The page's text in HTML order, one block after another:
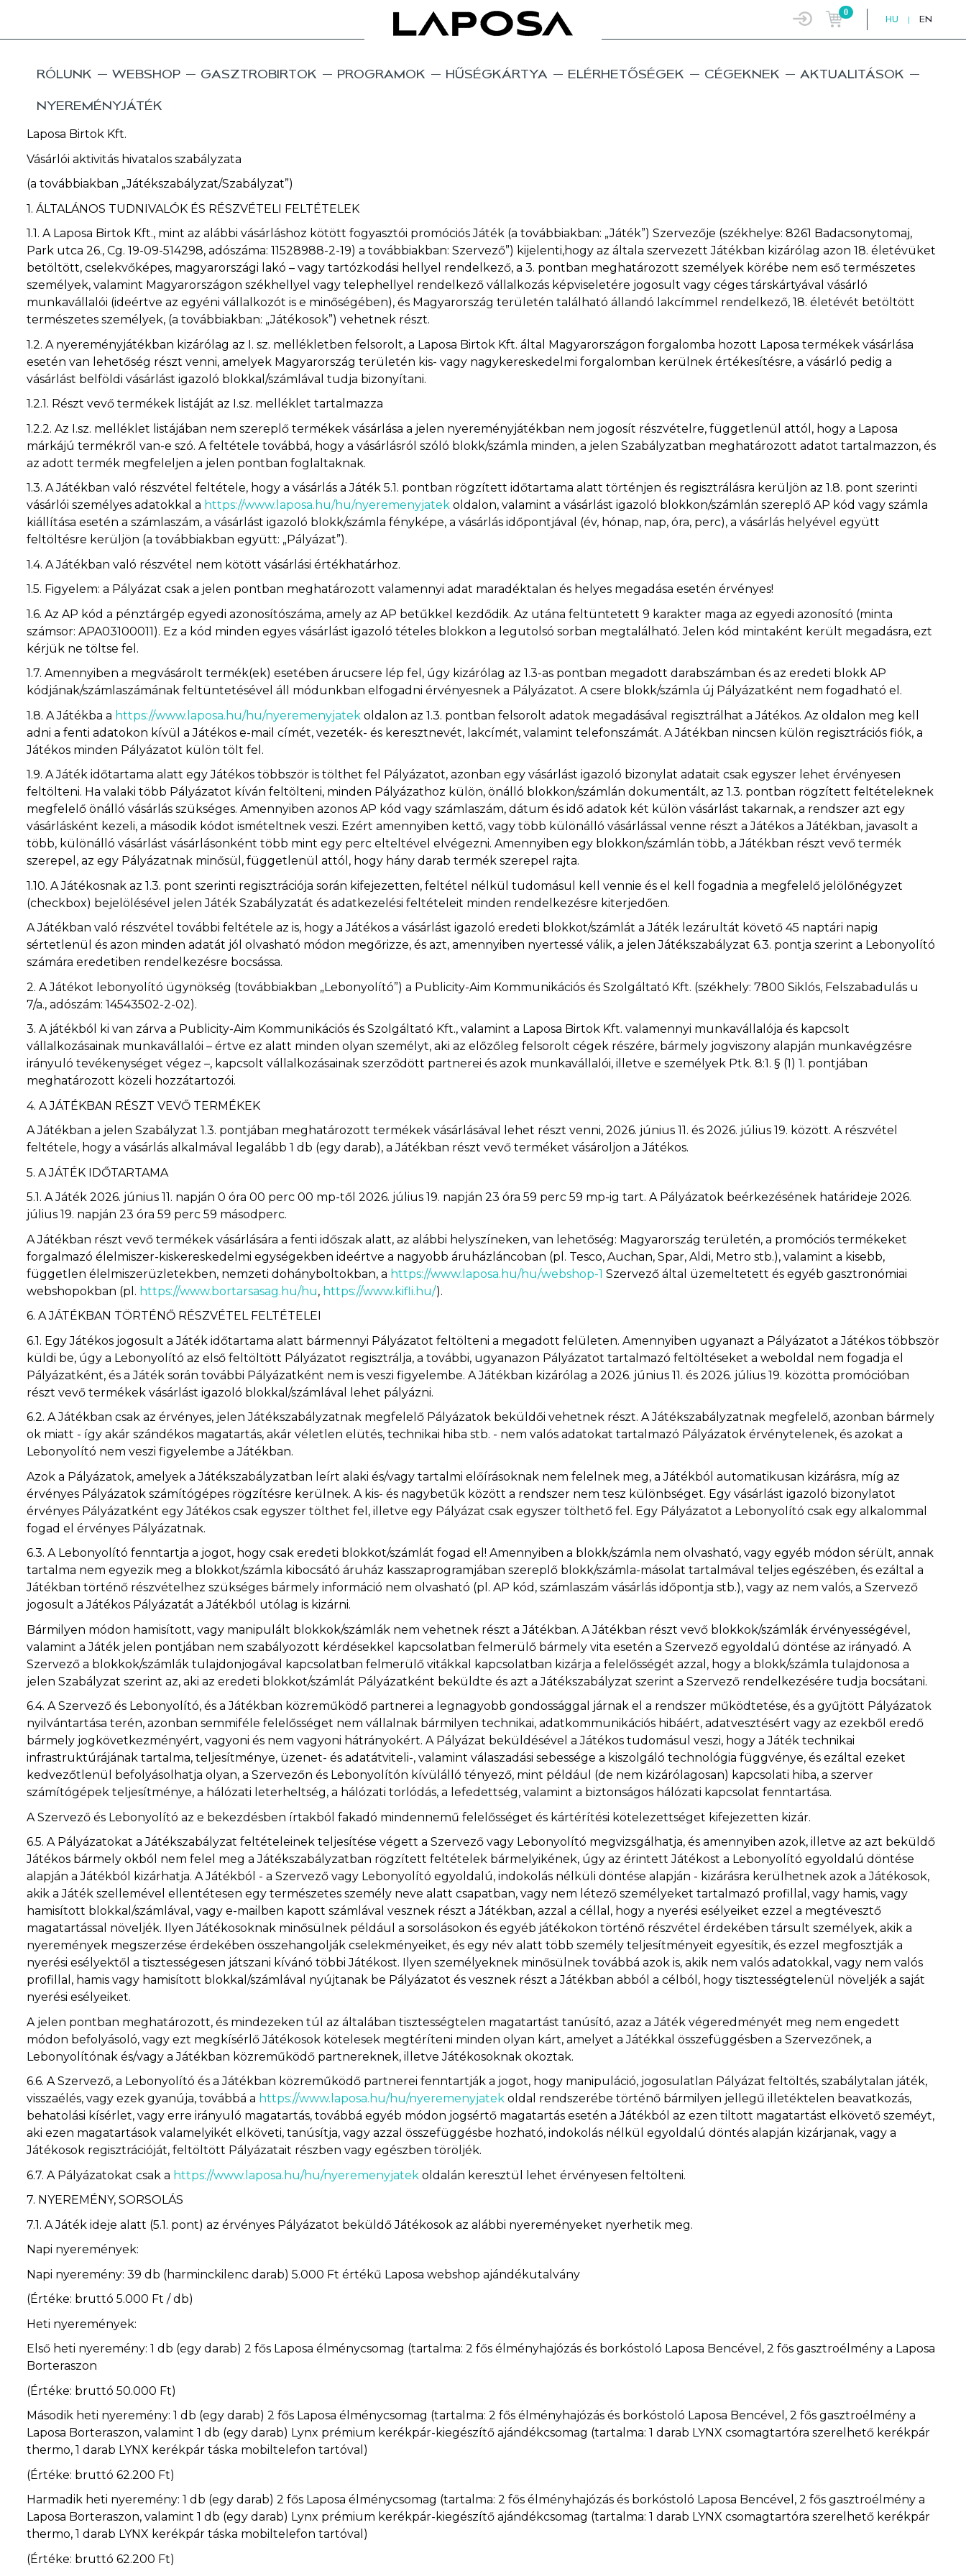
0
HU | EN
RÓLUNK WEBSHOP GASZTROBIRTOK PROGRAMOK HŰSÉGKÁRTYA ELÉRHETŐSÉGEK CÉGEKNEK AKTUALITÁSOK
NYEREMÉNYJÁTÉK
Laposa Birtok Kft.
Vásárlói aktivitás hivatalos szabályzata
(a továbbiakban „Játékszabályzat/Szabályzat”)
1. ÁLTALÁNOS TUDNIVALÓK ÉS RÉSZVÉTELI FELTÉTELEK
1.1. A Laposa Birtok Kft., mint az alábbi vásárláshoz kötött fogyasztói promóciós Játék (a továbbiakban: „Játék”) Szervezője (székhelye: 8261 Badacsonytomaj,
Park utca 26., Cg. 19-09-514298, adószáma: 11528988-2-19) a továbbiakban: Szervező”) kijelenti,hogy az általa szervezett Játékban kizárólag azon 18. életévüket
betöltött, cselekvőképes, magyarországi lakó – vagy tartózkodási hellyel rendelkező, a 3. pontban meghatározott személyek körébe nem eső természetes
személyek, valamint Magyarországon székhellyel vagy telephellyel rendelkező vállalkozás képviseletére jogosult vagy céges társkártyával vásárló
munkavállalói (ideértve az egyéni vállalkozót is e minőségében), és Magyarország területén található állandó lakcímmel rendelkező, 18. életévét betöltött
természetes személyek, (a továbbiakban: „Játékosok”) vehetnek részt.
1.2. A nyereményjátékban kizárólag az I. sz. mellékletben felsorolt, a Laposa Birtok Kft. által Magyarországon forgalomba hozott Laposa termékek vásárlása
esetén van lehetőség részt venni, amelyek Magyarország területén kis- vagy nagykereskedelmi forgalomban kerülnek értékesítésre, a vásárló pedig a
vásárlást belföldi vásárlást igazoló blokkal/számlával tudja bizonyítani.
1.2.1. Részt vevő termékek listáját az I.sz. melléklet tartalmazza
1.2.2. Az I.sz. melléklet listájában nem szereplő termékek vásárlása a jelen nyereményjátékban nem jogosít részvételre, függetlenül attól, hogy a Laposa
márkájú termékről van-e szó. A feltétele továbbá, hogy a vásárlásról szóló blokk/számla minden, a jelen Szabályzatban meghatározott adatot tartalmazzon, és
az adott termék megfeleljen a jelen pontban foglaltaknak.
1.3. A Játékban való részvétel feltétele, hogy a vásárlás a Játék 5.1. pontban rögzített időtartama alatt történjen és regisztrálásra kerüljön az 1.8. pont szerinti
vásárlói személyes adatokkal a https://www.laposa.hu/hu/nyeremenyjatek oldalon, valamint a vásárlást igazoló blokkon/számlán szereplő AP kód vagy számla
kiállítása esetén a számlaszám, a vásárlást igazoló blokk/számla fényképe, a vásárlás időpontjával (év, hónap, nap, óra, perc), a vásárlás helyével együtt
feltöltésre kerüljön (a továbbiakban együtt: „Pályázat”).
1.4. A Játékban való részvétel nem kötött vásárlási értékhatárhoz.
1.5. Figyelem: a Pályázat csak a jelen pontban meghatározott valamennyi adat maradéktalan és helyes megadása esetén érvényes!
1.6. Az AP kód a pénztárgép egyedi azonosítószáma, amely az AP betűkkel kezdődik. Az utána feltüntetett 9 karakter maga az egyedi azonosító (minta
számsor: APA03100011). Ez a kód minden egyes vásárlást igazoló tételes blokkon a legutolsó sorban megtalálható. Jelen kód mintaként került megadásra, ezt
kérjük ne töltse fel.
1.7. Amennyiben a megvásárolt termék(ek) esetében árucsere lép fel, úgy kizárólag az 1.3-as pontban megadott darabszámban és az eredeti blokk AP
kódjának/számlaszámának feltüntetésével áll módunkban elfogadni érvényesnek a Pályázatot. A csere blokk/számla új Pályázatként nem fogadható el.
1.8. A Játékba a https://www.laposa.hu/hu/nyeremenyjatek oldalon az 1.3. pontban felsorolt adatok megadásával regisztrálhat a Játékos. Az oldalon meg kell
adni a fenti adatokon kívül a Játékos e-mail címét, vezeték- és keresztnevét, lakcímét, valamint telefonszámát. A Játékban nincsen külön regisztrációs fiók, a
Játékos minden Pályázatot külön tölt fel.
1.9. A Játék időtartama alatt egy Játékos többször is tölthet fel Pályázatot, azonban egy vásárlást igazoló bizonylat adatait csak egyszer lehet érvényesen
feltölteni. Ha valaki több Pályázatot kíván feltölteni, minden Pályázathoz külön, önálló blokkon/számlán dokumentált, az 1.3. pontban rögzített feltételeknek
megfelelő önálló vásárlás szükséges. Amennyiben azonos AP kód vagy számlaszám, dátum és idő adatok két külön vásárlást takarnak, a rendszer azt egy
vásárlásként kezeli, a második kódot ismételtnek veszi. Ezért amennyiben kettő, vagy több különálló vásárlással venne részt a Játékos a Játékban, javasolt a
több, különálló vásárlást vásárlásonként több mint egy perc elteltével elvégezni. Amennyiben egy blokkon/számlán több, a Játékban részt vevő termék
szerepel, az egy Pályázatnak minősül, függetlenül attól, hogy hány darab termék szerepel rajta.
1.10. A Játékosnak az 1.3. pont szerinti regisztrációja során kifejezetten, feltétel nélkül tudomásul kell vennie és el kell fogadnia a megfelelő jelölőnégyzet
(checkbox) bejelölésével jelen Játék Szabályzatát és adatkezelési feltételeit minden rendelkezésre kiterjedően.
A Játékban való részvétel további feltétele az is, hogy a Játékos a vásárlást igazoló eredeti blokkot/számlát a Játék lezárultát követő 45 naptári napig
sértetlenül és azon minden adatát jól olvasható módon megőrizze, és azt, amennyiben nyertessé válik, a jelen Játékszabályzat 6.3. pontja szerint a Lebonyolító
számára eredetiben rendelkezésre bocsássa.
2. A Játékot lebonyolító ügynökség (továbbiakban „Lebonyolító”) a Publicity-Aim Kommunikációs és Szolgáltató Kft. (székhely: 7800 Siklós, Felszabadulás u
7/a., adószám: 14543502-2-02).
3. A játékból ki van zárva a Publicity-Aim Kommunikációs és Szolgáltató Kft., valamint a Laposa Birtok Kft. valamennyi munkavállalója és kapcsolt
vállalkozásainak munkavállalói – értve ez alatt minden olyan személyt, aki az előzőleg felsorolt cégek részére, bármely jogviszony alapján munkavégzésre
irányuló tevékenységet végez –, kapcsolt vállalkozásainak szerződött partnerei és azok munkavállalói, illetve e személyek Ptk. 8:1. § (1) 1. pontjában
meghatározott közeli hozzátartozói.
4. A JÁTÉKBAN RÉSZT VEVŐ TERMÉKEK
A Játékban a jelen Szabályzat 1.3. pontjában meghatározott termékek vásárlásával lehet részt venni, 2026. június 11. és 2026. július 19. között. A részvétel
feltétele, hogy a vásárlás alkalmával legalább 1 db (egy darab), a Játékban részt vevő terméket vásároljon a Játékos.
5. A JÁTÉK IDŐTARTAMA
5.1. A Játék 2026. június 11. napján 0 óra 00 perc 00 mp-től 2026. július 19. napján 23 óra 59 perc 59 mp-ig tart. A Pályázatok beérkezésének határideje 2026.
július 19. napján 23 óra 59 perc 59 másodperc.
A Játékban részt vevő termékek vásárlására a fenti időszak alatt, az alábbi helyszíneken, van lehetőség: Magyarország területén, a promóciós termékeket
forgalmazó élelmiszer-kiskereskedelmi egységekben ideértve a nagyobb áruházláncoban (pl. Tesco, Auchan, Spar, Aldi, Metro stb.), valamint a kisebb,
független élelmiszerüzletekben, nemzeti dohányboltokban, a https://www.laposa.hu/hu/webshop-1 Szervező által üzemeltetett és egyéb gasztronómiai
webshopokban (pl. https://www.bortarsasag.hu/hu, https://www.kifli.hu/).
6. A JÁTÉKBAN TÖRTÉNŐ RÉSZVÉTEL FELTÉTELEI
6.1. Egy Játékos jogosult a Játék időtartama alatt bármennyi Pályázatot feltölteni a megadott felületen. Amennyiben ugyanazt a Pályázatot a Játékos többször
küldi be, úgy a Lebonyolító az első feltöltött Pályázatot regisztrálja, a további, ugyanazon Pályázatot tartalmazó feltöltéseket a weboldal nem fogadja el
Pályázatként, és a Játék során további Pályázatként nem is veszi figyelembe. A Játékban kizárólag a 2026. június 11. és 2026. július 19. közötta promócióban
részt vevő termékek vásárlást igazoló blokkal/számlával lehet pályázni.
6.2. A Játékban csak az érvényes, jelen Játékszabályzatnak megfelelő Pályázatok beküldői vehetnek részt. A Játékszabályzatnak megfelelő, azonban bármely
ok miatt - így akár szándékos magatartás, akár véletlen elütés, technikai hiba stb. - nem valós adatokat tartalmazó Pályázatok érvénytelenek, és azokat a
Lebonyolító nem veszi figyelembe a Játékban.
Azok a Pályázatok, amelyek a Játékszabályzatban leírt alaki és/vagy tartalmi előírásoknak nem felelnek meg, a Játékból automatikusan kizárásra, míg az
érvényes Pályázatok számítógépes rögzítésre kerülnek. A kis- és nagybetűk között a rendszer nem tesz különbséget. Egy vásárlást igazoló bizonylatot
érvényes Pályázatként egy Játékos csak egyszer tölthet fel, illetve egy Pályázat csak egyszer tölthető fel. Egy Pályázatot a Lebonyolító csak egy alkalommal
fogad el érvényes Pályázatnak.
6.3. A Lebonyolító fenntartja a jogot, hogy csak eredeti blokkot/számlát fogad el! Amennyiben a blokk/számla nem olvasható, vagy egyéb módon sérült, annak
tartalma nem egyezik meg a blokkot/számla kibocsátó áruház kasszaprogramjában szereplő blokk/számla-másolat tartalmával teljes egészében, és ezáltal a
Játékban történő részvételhez szükséges bármely információ nem olvasható (pl. AP kód, számlaszám vásárlás időpontja stb.), vagy az nem valós, a Szervező
jogosult a Játékos Pályázatát a Játékból utólag is kizárni.
Bármilyen módon hamisított, vagy manipulált blokkok/számlák nem vehetnek részt a Játékban. A Játékban részt vevő blokkok/számlák érvényességével,
valamint a Játék jelen pontjában nem szabályozott kérdésekkel kapcsolatban felmerülő bármely vita esetén a Szervező egyoldalú döntése az irányadó. A
Szervező a blokkok/számlák tulajdonjogával kapcsolatban felmerülő vitákkal kapcsolatban kizárja a felelősségét azzal, hogy a blokk/számla tulajdonosa a
jelen Szabályzat szerint az, aki az eredeti blokkot/számlát Pályázatként beküldte és azt a Játékszabályzat szerint a Szervező rendelkezésére tudja bocsátani.
6.4. A Szervező és Lebonyolító, és a Játékban közreműködő partnerei a legnagyobb gondossággal járnak el a rendszer működtetése, és a gyűjtött Pályázatok
nyilvántartása terén, azonban semmiféle felelősséget nem vállalnak bármilyen technikai, adatkommunikációs hibáért, adatvesztésért vagy az ezekből eredő
bármely jogkövetkezményért, vagyoni és nem vagyoni hátrányokért. A Pályázat beküldésével a Játékos tudomásul veszi, hogy a Játék technikai
infrastruktúrájának tartalma, teljesítménye, üzenet- és adatátviteli-, valamint válaszadási sebessége a kiszolgáló technológia függvénye, és ezáltal ezeket
kedvezőtlenül befolyásolhatja olyan, a Szervezőn és Lebonyolítón kívülálló tényező, mint például (de nem kizárólagosan) kapcsolati hiba, a szerver
számítógépek teljesítménye, a hálózati leterheltség, a hálózati torlódás, a lefedettség, valamint a biztonságos hálózati kapcsolat fenntartása.
A Szervező és Lebonyolító az e bekezdésben írtakból fakadó mindennemű felelősséget és kártérítési kötelezettséget kifejezetten kizár.
6.5. A Pályázatokat a Játékszabályzat feltételeinek teljesítése végett a Szervező vagy Lebonyolító megvizsgálhatja, és amennyiben azok, illetve az azt beküldő
Játékos bármely okból nem felel meg a Játékszabályzatban rögzített feltételek bármelyikének, úgy az érintett Játékost a Lebonyolító egyoldalú döntése
alapján a Játékból kizárhatja. A Játékból - a Szervező vagy Lebonyolító egyoldalú, indokolás nélküli döntése alapján - kizárásra kerülhetnek azok a Játékosok,
akik a Játék szellemével ellentétesen egy természetes személy neve alatt csapatban, vagy nem létező személyeket tartalmazó profillal, vagy hamis, vagy
hamisított blokkal/számlával, vagy e-mailben kapott számlával vesznek részt a Játékban, azzal a céllal, hogy a nyerési esélyeiket ezzel a megtévesztő
magatartással növeljék. Ilyen Játékosoknak minősülnek például a sorsolásokon és egyéb játékokon történő részvétel érdekében társult személyek, akik a
nyeremények megszerzése érdekében összehangolják cselekményeiket, és egy név alatt több személy teljesítményeit egyesítik, és ezzel megfosztják a
nyerési esélyektől a tisztességesen játszani kívánó többi Játékost. Ilyen személyeknek minősülnek továbbá azok is, akik nem valós adatokkal, vagy nem valós
profillal, hamis vagy hamisított blokkal/számlával nyújtanak be Pályázatot és vesznek részt a Játékban abból a célból, hogy tisztességtelenül növeljék a saját
nyerési esélyeiket.
A jelen pontban meghatározott, és mindezeken túl az általában tisztességtelen magatartást tanúsító, azaz a Játék végeredményét meg nem engedett
módon befolyásoló, vagy ezt megkísérlő Játékosok kötelesek megtéríteni minden olyan kárt, amelyet a Játékkal összefüggésben a Szervezőnek, a
Lebonyolítónak és/vagy a Játékban közreműködő partnereknek, illetve Játékosoknak okoztak.
6.6. A Szervező, a Lebonyolító és a Játékban közreműködő partnerei fenntartják a jogot, hogy manipuláció, jogosulatlan Pályázat feltöltés, szabálytalan játék,
visszaélés, vagy ezek gyanúja, továbbá a https://www.laposa.hu/hu/nyeremenyjatek oldal rendszerébe történő bármilyen jellegű illetéktelen beavatkozás,
behatolási kísérlet, vagy erre irányuló magatartás, továbbá egyéb módon jogsértő magatartás esetén a Játékból az ezen tiltott magatartást elkövető szeméyt,
aki ezen magatartások valamelyikét elköveti, tanúsítja, vagy azzal összefüggésbe hozható, indokolás nélkül egyoldalú döntés alapján kizárjanak, vagy a
Játékosok regisztrációját, feltöltött Pályázatait részben vagy egészben töröljék.
6.7. A Pályázatokat csak a https://www.laposa.hu/hu/nyeremenyjatek oldalán keresztül lehet érvényesen feltölteni.
7. NYEREMÉNY, SORSOLÁS
7.1. A Játék ideje alatt (5.1. pont) az érvényes Pályázatot beküldő Játékosok az alábbi nyereményeket nyerhetik meg.
Napi nyeremények:
Napi nyeremény: 39 db (harminckilenc darab) 5.000 Ft értékű Laposa webshop ajándékutalvány
(Értéke: bruttó 5.000 Ft / db)
Heti nyeremények:
Első heti nyeremény: 1 db (egy darab) 2 fős Laposa élménycsomag (tartalma: 2 fős élményhajózás és borkóstoló Laposa Bencével, 2 fős gasztroélmény a Laposa
Borteraszon
(Értéke: bruttó 50.000 Ft)
Második heti nyeremény: 1 db (egy darab) 2 fős Laposa élménycsomag (tartalma: 2 fős élményhajózás és borkóstoló Laposa Bencével, 2 fős gasztroélmény a
Laposa Borteraszon, valamint 1 db (egy darab) Lynx prémium kerékpár-kiegészítő ajándékcsomag (tartalma: 1 darab LYNX csomagtartóra szerelhető kerékpár
thermo, 1 darab LYNX kerékpár táska mobiltelefon tartóval)
(Értéke: bruttó 62.200 Ft)
Harmadik heti nyeremény: 1 db (egy darab) 2 fős Laposa élménycsomag (tartalma: 2 fős élményhajózás és borkóstoló Laposa Bencével, 2 fős gasztroélmény a
Laposa Borteraszon, valamint 1 db (egy darab) Lynx prémium kerékpár-kiegészítő ajándékcsomag (tartalma: 1 darab LYNX csomagtartóra szerelhető kerékpár
thermo, 1 darab LYNX kerékpár táska mobiltelefon tartóval)
(Értéke: bruttó 62.200 Ft)